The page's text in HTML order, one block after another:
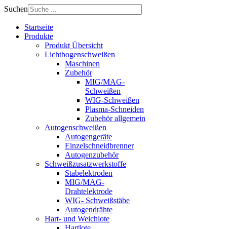
Suchen
Startseite
Produkte
Produkt Übersicht
Lichtbogenschweißen
Maschinen
Zubehör
MIG/MAG-
Schweißen
WIG-Schweißen
Plasma-Schneiden
Zubehör allgemein
Autogenschweißen
Autogengeräte
Einzelschneidbrenner
Autogenzubehör
Schweißzusatzwerkstoffe
Stabelektroden
MIG/MAG-
Drahtelektrode
WIG- Schweißstäbe
Autogendrähte
Hart- und Weichlote